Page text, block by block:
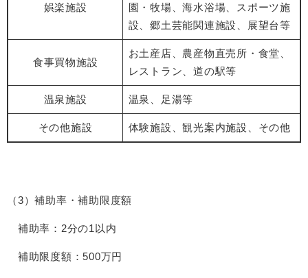
娯楽施設
園・牧場、海水浴場、スポーツ施
設、郷土芸能関連施設、展望台等
食事買物施設
お土産店、農産物直売所・食堂、
レストラン、道の駅等
温泉施設 温泉、足湯等
その他施設 体験施設、観光案内施設、その他
（3）補助率・補助限度額
補助率：2分の1以内
補助限度額：500万円